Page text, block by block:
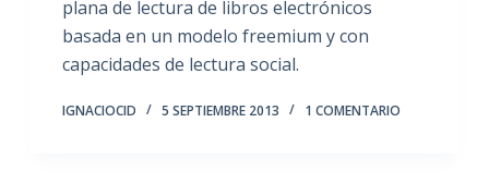
plana de lectura de libros electrónicos
basada en un modelo freemium y con
capacidades de lectura social.
IGNACIOCID 5 SEPTIEMBRE 2013 1 COMENTARIO